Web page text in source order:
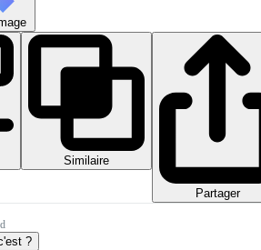
Similaire
Partager
?